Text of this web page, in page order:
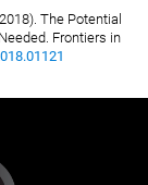
The Potential
Frontiers in